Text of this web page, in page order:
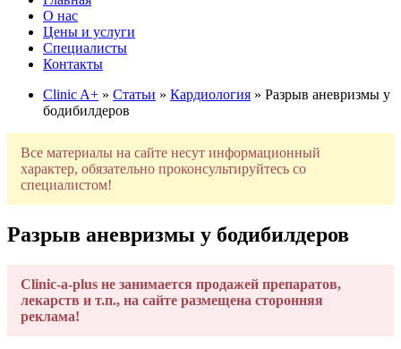
О нас
Цены и услуги
Специалисты
Контакты
Clinic A+ » Статьи » Кардиология » Разрыв аневризмы у
бодибилдеров
Все материалы на сайте несут информационный
характер, обязательно проконсультируйтесь со
специалистом!
Разрыв аневризмы у бодибилдеров
Clinic-a-plus не занимается продажей препаратов,
лекарств и т.п., на сайте размещена сторонняя
реклама!